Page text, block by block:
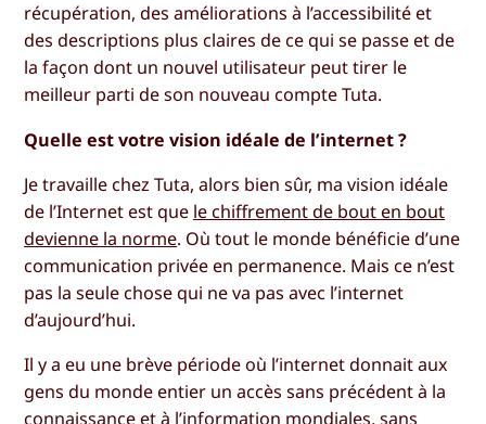
récupération, des améliorations à l’accessibilité et
des descriptions plus claires de ce qui se passe et de
la façon dont un nouvel utilisateur peut tirer le
meilleur parti de son nouveau compte Tuta.
Quelle est votre vision idéale de l’internet ?
Je travaille chez Tuta, alors bien sûr, ma vision idéale
de l’Internet est que le chiffrement de bout en bout
devienne la norme. Où tout le monde bénéficie d’une
communication privée en permanence. Mais ce n’est
pas la seule chose qui ne va pas avec l’internet
d’aujourd’hui.
Il y a eu une brève période où l’internet donnait aux
gens du monde entier un accès sans précédent à la
connaissance et à l’information mondiales, sans